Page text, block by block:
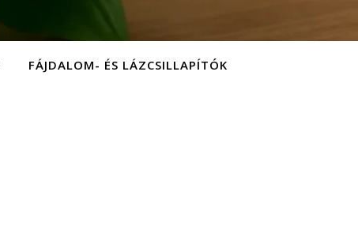
FÁJDALOM- ÉS LÁZCSILLAPÍTÓK